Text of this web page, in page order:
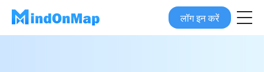
लॉग इन करें